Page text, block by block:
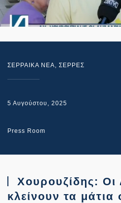
ΣΕΡΡΑΙΚΑ ΝΕΑ, ΣΕΡΡΕΣ
5 Αυγούστου, 2025
Press Room
Χουρουζίδης: Οι
κλείνουν τα μάτια